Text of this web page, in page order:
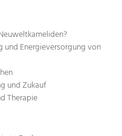
und Energieversorgung von
und Zukauf
Therapie